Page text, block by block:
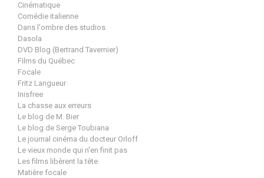
Cinématique
Comédie italienne
Dans l'ombre des studios
Dasola
DVD Blog (Bertrand Tavernier)
Films du Québec
Focale
Fritz Langueur
Inisfree
La chasse aux erreurs
Le blog de M. Bier
Le blog de Serge Toubiana
Le journal cinéma du docteur Orloff
Le vieux monde qui n'en finit pas
Les films libèrent la tête
Matière focale